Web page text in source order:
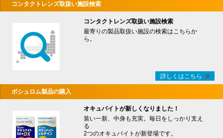
コンタクトレンズ取扱い施設検索
コンタクトレンズ取扱い施設検索
最寄りの製品取扱い施設の検索はこちらか
ら。
詳しくはこちら
ボシュロム製品の購入
オキュバイトが新しくなりました！
装い一新、中身も充実。毎日をしっかり支え
る
2つのオキュバイトが新登場です。